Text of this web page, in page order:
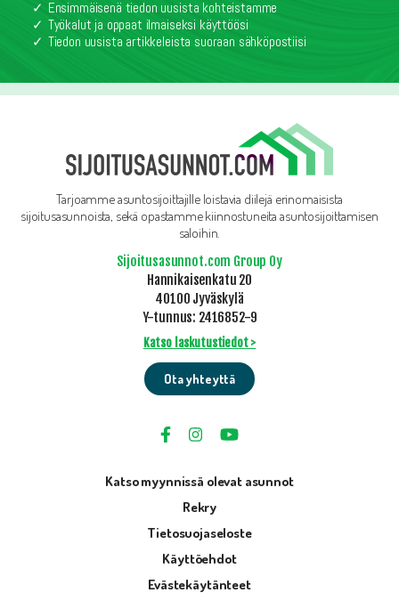
Ensimmäisenä tiedon uusista kohteistamme
Työkalut ja oppaat ilmaiseksi käyttöösi
Tiedon uusista artikkeleista suoraan sähköpostiisi
Tarjoamme asuntosijoittajille loistavia diilejä erinomaisista
sijoitusasunnoista, sekä opastamme kiinnostuneita asuntosijoittamisen
saloihin.
Sijoitusasunnot.com Group Oy
Hannikaisenkatu 20
40100 Jyväskylä
Y-tunnus: 2416852-9
Katso laskutustiedot >
Ota yhteyttä
Katso myynnissä olevat asunnot
Rekry
Tietosuojaseloste
Käyttöehdot
Evästekäytänteet